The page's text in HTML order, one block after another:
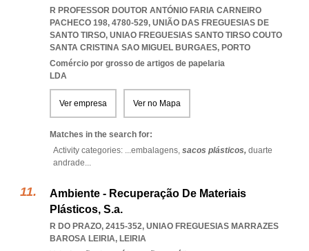
R PROFESSOR DOUTOR ANTÓNIO FARIA CARNEIRO
PACHECO 198, 4780-529, UNIÃO DAS FREGUESIAS DE
SANTO TIRSO, UNIAO FREGUESIAS SANTO TIRSO COUTO
SANTA CRISTINA SAO MIGUEL BURGAES, PORTO
Comércio por grosso de artigos de papelaria
LDA
Ver empresa Ver no Mapa
Matches in the search for:
Activity categories: ...embalagens, sacos plásticos, duarte
andrade...
Ambiente - Recuperação De Materiais
Plásticos, S.a.
R DO PRAZO, 2415-352, UNIAO FREGUESIAS MARRAZES
BAROSA LEIRIA, LEIRIA